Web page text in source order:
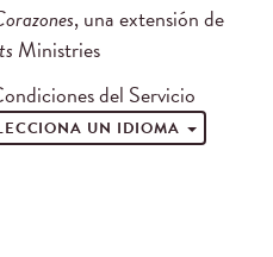
, una extensión de
Ministries
del Servicio
UN IDIOMA